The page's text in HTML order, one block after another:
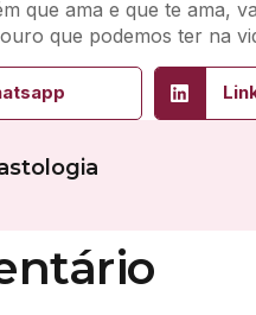
que ama e que te ama,
que podemos ter na